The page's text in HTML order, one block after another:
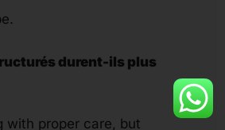
durent-ils plus
with proper care, but